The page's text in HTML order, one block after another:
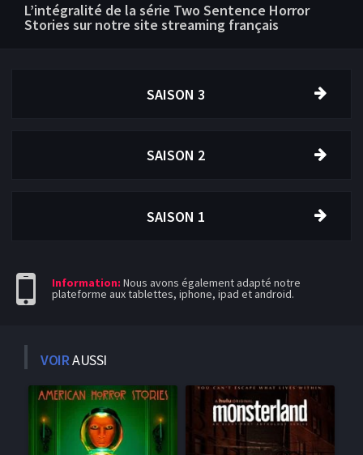
L’intégralité de la série Two Sentence Horror
Stories sur notre site streaming français
SAISON 3
SAISON 2
SAISON 1
Information: Nous avons également adapté notre
plateforme aux tablettes, iphone, ipad et android.
VOIRAUSSI